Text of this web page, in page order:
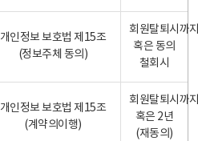
개인정보 보호법 제15조
(정보주체 동의)
회원탈퇴시까
혹은 동의
철회시
개인정보 보호법 제15조
(계약의이행)
회원탈퇴시까
혹은 2년
(재동의)